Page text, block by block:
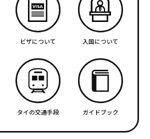
ビザについて 入国について
タイの交通手段 ガイドブック